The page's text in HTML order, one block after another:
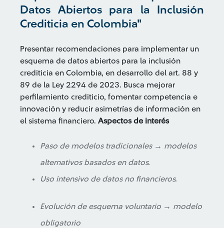
Datos Abiertos para la Inclusión
Crediticia en Colombia"
Presentar recomendaciones para implementar un
esquema de datos abiertos para la inclusión
crediticia en Colombia, en desarrollo del art. 88 y
89 de la Ley 2294 de 2023. Busca mejorar
perfilamiento crediticio, fomentar competencia e
innovación y reducir asimetrías de información en
el sistema financiero. Aspectos de interés
Paso de modelos tradicionales → modelos
alternativos basados en datos.
Uso intensivo de datos no financieros.
Evolución de esquema voluntario → modelo
obligatorio